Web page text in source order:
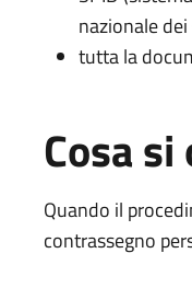
nazionale dei
tutta la
Cosa
Quando il
contrassegno